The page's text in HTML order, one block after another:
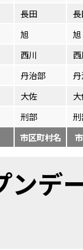
長田
旭
旭
西川
丹治部
大佐
刑部
市区町村名
ン